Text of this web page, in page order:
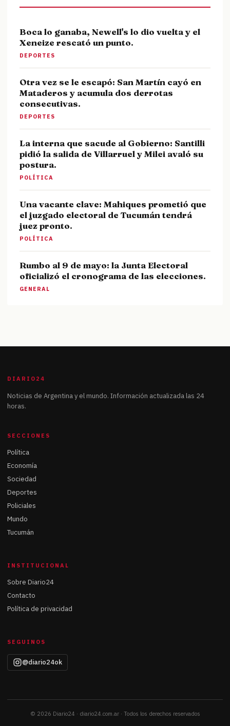
Boca lo ganaba, Newell's lo dio vuelta y el
Xeneize rescató un punto.
DEPORTES
Otra vez se le escapó: San Martín cayó en
Mataderos y acumula dos derrotas
consecutivas.
DEPORTES
La interna que sacude al Gobierno: Santilli
pidió la salida de Villarruel y Milei avaló su
postura.
POLÍTICA
Una vacante clave: Mahiques prometió que
el juzgado electoral de Tucumán tendrá
juez pronto.
POLÍTICA
Rumbo al 9 de mayo: la Junta Electoral
oficializó el cronograma de las elecciones.
GENERAL
DIARIO24
Noticias de Argentina y el mundo. Información actualizada las 24
horas.
SECCIONES
Política
Economía
Sociedad
Deportes
Policiales
Mundo
Tucumán
INSTITUCIONAL
Sobre Diario24
Contacto
Política de privacidad
SEGUINOS
@diario24ok
© 2026 Diario24 · diario24.com.ar · Todos los derechos reservados